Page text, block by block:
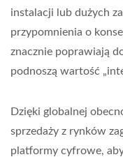
instalacji lub dużych
przypomnienia o
znacznie poprawiają
podnoszą wartość
Dzięki globalnej
sprzedaży z rynków
platformy cyfrowe,